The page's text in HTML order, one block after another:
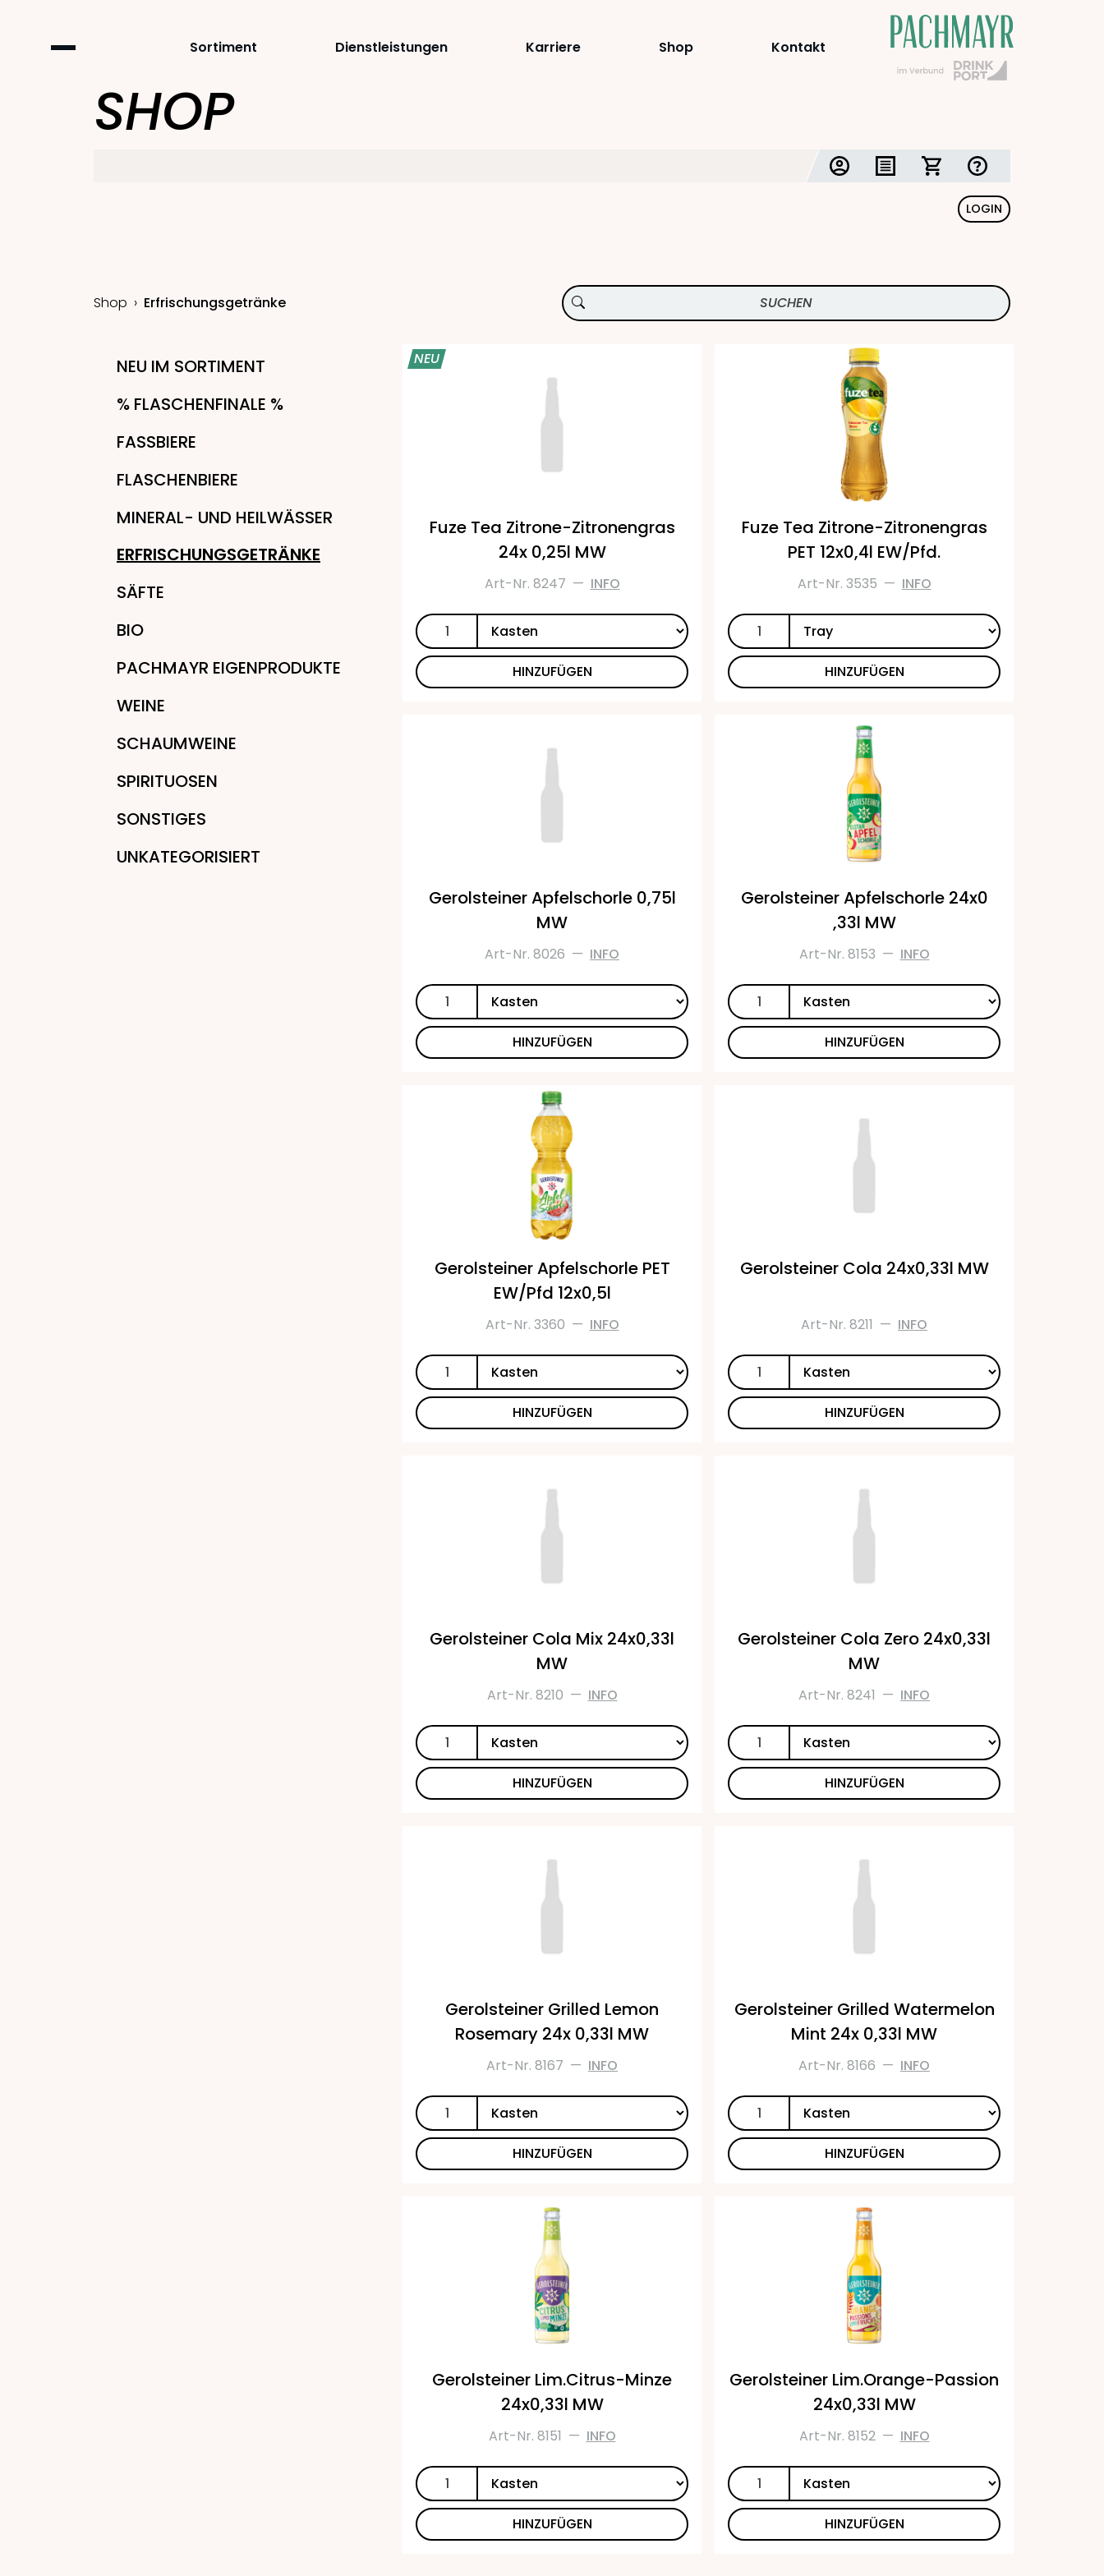
Sortiment Dienstleistungen Karriere Shop Kontakt
SHOP
LOGIN
Shop Erfrischungsgetränke
NEU IM SORTIMENT
% FLASCHENFINALE %
FASSBIERE
FLASCHENBIERE
MINERAL- UND HEILWÄSSER
ERFRISCHUNGSGETRÄNKE
SÄFTE
BIO
PACHMAYR EIGENPRODUKTE
WEINE
SCHAUMWEINE
SPIRITUOSEN
SONSTIGES
UNKATEGORISIERT
NEU
Fuze Tea Zitrone-Zitronengras
24x 0,25l MW
Art-Nr. 8247 — INFO
HINZUFÜGEN
Fuze Tea Zitrone-Zitronengras
PET 12x0,4l EW/Pfd.
Art-Nr. 3535 — INFO
HINZUFÜGEN
Gerolsteiner Apfelschorle 0,75l
MW
Art-Nr. 8026 — INFO
HINZUFÜGEN
Gerolsteiner Apfelschorle 24x0
,33l MW
Art-Nr. 8153 — INFO
HINZUFÜGEN
Gerolsteiner Apfelschorle PET
EW/Pfd 12x0,5l
Art-Nr. 3360 — INFO
HINZUFÜGEN
Gerolsteiner Cola 24x0,33l MW
Art-Nr. 8211 — INFO
HINZUFÜGEN
Gerolsteiner Cola Mix 24x0,33l
MW
Art-Nr. 8210 — INFO
HINZUFÜGEN
Gerolsteiner Cola Zero 24x0,33l
MW
Art-Nr. 8241 — INFO
HINZUFÜGEN
Gerolsteiner Grilled Lemon
Rosemary 24x 0,33l MW
Art-Nr. 8167 — INFO
HINZUFÜGEN
Gerolsteiner Grilled Watermelon
Mint 24x 0,33l MW
Art-Nr. 8166 — INFO
HINZUFÜGEN
Gerolsteiner Lim.Citrus-Minze
24x0,33l MW
Art-Nr. 8151 — INFO
HINZUFÜGEN
Gerolsteiner Lim.Orange-Passion
24x0,33l MW
Art-Nr. 8152 — INFO
HINZUFÜGEN